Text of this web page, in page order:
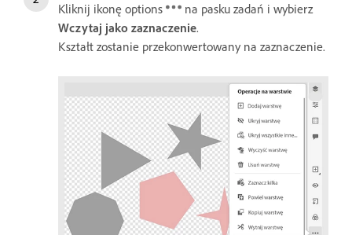
Kliknij ikonę options
na pasku zadań i wybierz
Wczytaj jako zaznaczenie.
Kształt zostanie przekonwertowany na zaznaczenie.